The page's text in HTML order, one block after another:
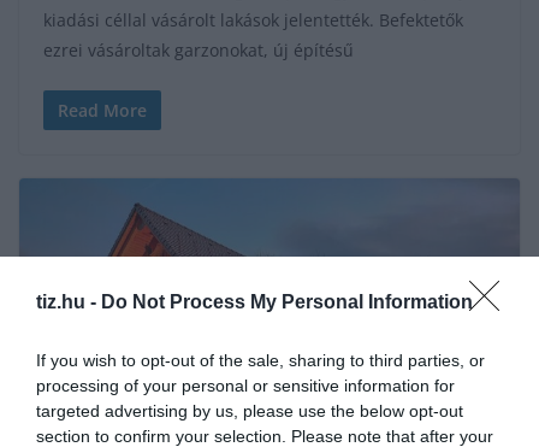
tiz.hu - Do Not Process My Personal Information
If you wish to opt-out of the sale, sharing to third parties, or
processing of your personal or sensitive information for
targeted advertising by us, please use the below opt-out
section to confirm your selection. Please note that after your
kiadási céllal vásárolt lakások jelentették. Befektetők
ezrei vásároltak garzonokat, új építésű
Read More